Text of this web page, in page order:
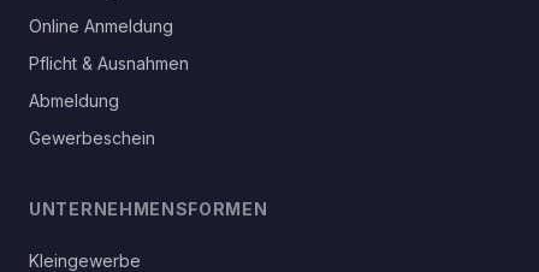
Online Anmeldung
Pflicht & Ausnahmen
Abmeldung
Gewerbeschein
UNTERNEHMENSFORMEN
Kleingewerbe